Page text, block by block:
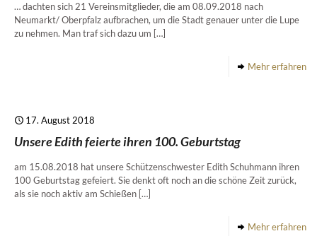
… dachten sich 21 Vereinsmitglieder, die am 08.09.2018 nach
Neumarkt/ Oberpfalz aufbrachen, um die Stadt genauer unter die Lupe
zu nehmen. Man traf sich dazu um […]
Mehr erfahren
17. August 2018
Unsere Edith feierte ihren 100. Geburtstag
am 15.08.2018 hat unsere Schützenschwester Edith Schuhmann ihren
100 Geburtstag gefeiert. Sie denkt oft noch an die schöne Zeit zurück,
als sie noch aktiv am Schießen […]
Mehr erfahren